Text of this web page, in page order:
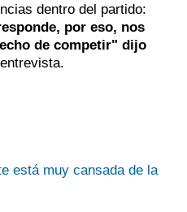
dentro del partido:
por eso, nos
de competir" dijo